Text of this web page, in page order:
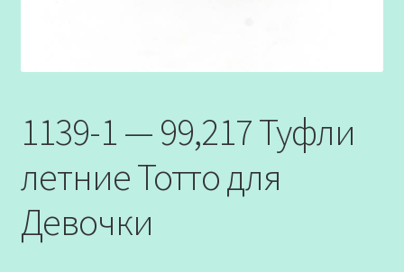
1139-1 — 99,217 Туфли
летние Тотто для
Девочки